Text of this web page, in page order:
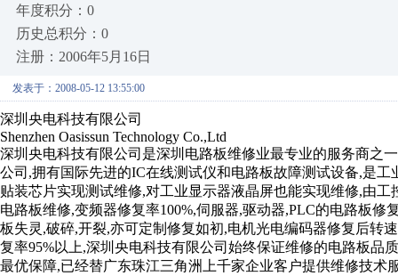
年度积分：0
历史总积分：0
注册：2006年5月16日
发表于：2008-05-12 13:55:00
深圳央电科技有限公司
Shenzhen Oasissun Technology Co.,Ltd
深圳央电科技有限公司是深圳电路板维修业最专业的服务商之
公司,拥有国际先进的IC在线测试仪和电路板故障测试设备,是
贴装芯片实现测试维修,对工业显示器液晶屏也能实现维修,由
电路板维修,变频器修复率100%,伺服器,驱动器,PLC的电路板
板失灵,破碎,开裂,亦可定制修复如初,电机光电编码器修复后转
复率95%以上,深圳央电科技有限公司始终保证维修的电路板品
最优保障,已经替广东珠江三角洲上千家企业客户提供维修技术